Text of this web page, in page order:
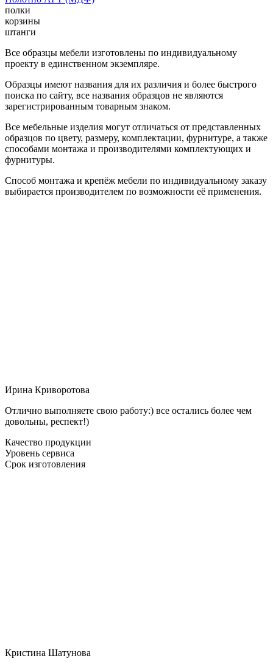
полки
корзины
штанги
Все образцы мебели изготовлены по индивидуальному
проекту в единственном экземпляре.
Образцы имеют названия для их различия и более быстрого
поиска по сайту, все названия образцов не являются
зарегистрированным товарным знаком.
Все мебельные изделия могут отличаться от представленных
образцов по цвету, размеру, комплектации, фурнитуре, а также
способами монтажа и производителями комплектующих и
фурнитуры.
Способ монтажа и крепёж мебели по индивидуальному заказу
выбирается производителем по возможности её применения.
Ирина Криворотова
Отлично выполняете свою работу:) все остались более чем
довольны, респект!)
Качество продукции
Уровень сервиса
Срок изготовления
Кристина Шатунова